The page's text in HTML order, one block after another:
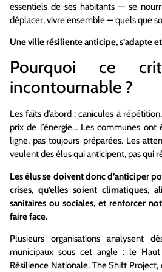
essentiels de ses habitants — se
déplacer, vivre ensemble — quels que
Une ville résiliente anticipe, s’adapte
Pourquoi ce
incontournable ?
Les faits d’abord : canicules à
prix de l’énergie… Les communes
ligne, pas toujours préparées. Les
veulent des élus qui anticipent, pas qui
Les élus se doivent donc d’anticiper
crises, qu’elles soient climatiques,
sanitaires ou sociales, et renforcer
faire face.
Plusieurs organisations analysent
municipaux sous cet angle : le
Résilience Nationale, The Shift